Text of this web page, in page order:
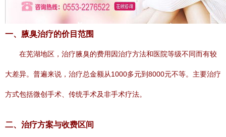
一、腋臭治疗的价目范围
在芜湖地区，治疗腋臭的费用因治疗方法和医院等级不同而有较
大差异。普遍来说，治疗总金额从1000多元到8000元不等。主要治疗
方式包括微创手术、传统手术及非手术疗法。
二、治疗方案与收费区间